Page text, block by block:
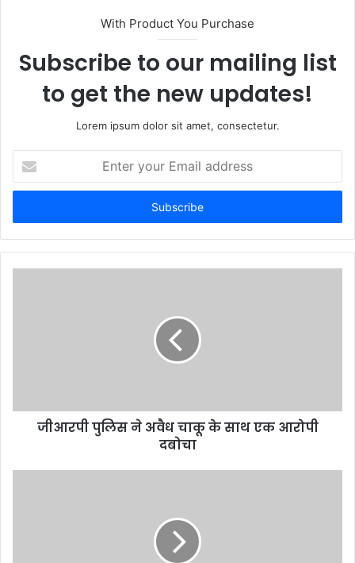
With Product You Purchase
Subscribe to our mailing list
to get the new updates!
Lorem ipsum dolor sit amet, consectetur.
your
Email
जीआरपी पुलिस ने अवैध चाकू के साथ एक आरोपी
दबोचा